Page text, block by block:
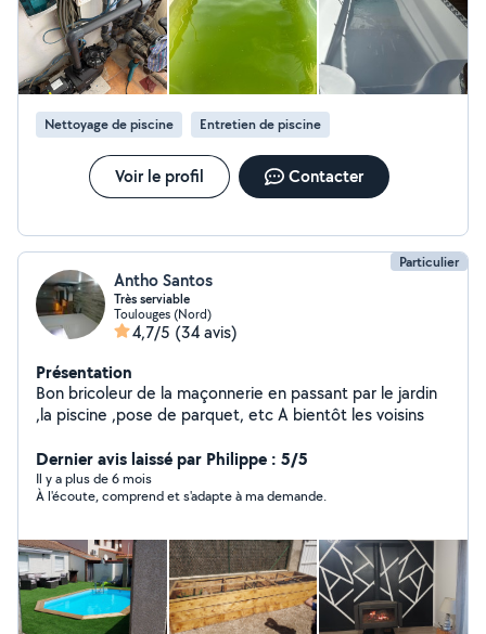
Nettoyage de piscine Entretien de piscine
Voir le profil Contacter
Particulier
Antho Santos
Très serviable
Toulouges (Nord)
4,7/5 (34 avis)
Présentation
Bon bricoleur de la maçonnerie en passant par le jardin
,la piscine ,pose de parquet, etc A bientôt les voisins
Dernier avis laissé par Philippe : 5/5
Il y a plus de 6 mois
À l'écoute, comprend et s'adapte à ma demande.